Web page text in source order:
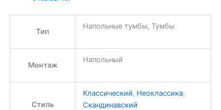
Тип
Напольные тумбы, Тумбы
Монтаж
Напольный
Стиль
Классический, Неоклассика,
Скандинавский